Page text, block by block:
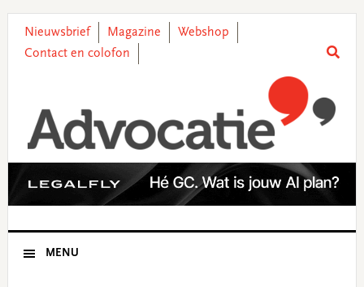
primary
main
primary
footer
Nieuwsbrief Magazine
Webshop
Contact en colofon
MENU